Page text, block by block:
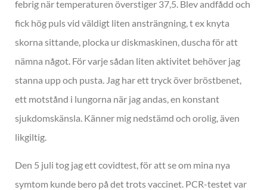
febrig när temperaturen överstiger 37,5. Blev andfådd och
fick hög puls vid väldigt liten ansträngning, t ex knyta
skorna sittande, plocka ur diskmaskinen, duscha för att
nämna något. För varje sådan liten aktivitet behöver jag
stanna upp och pusta. Jag har ett tryck över bröstbenet,
ett motstånd i lungorna när jag andas, en konstant
sjukdomskänsla. Känner mig nedstämd och orolig, även
likgiltig.
Den 5 juli tog jag ett covidtest, för att se om mina nya
symtom kunde bero på det trots vaccinet. PCR-testet var